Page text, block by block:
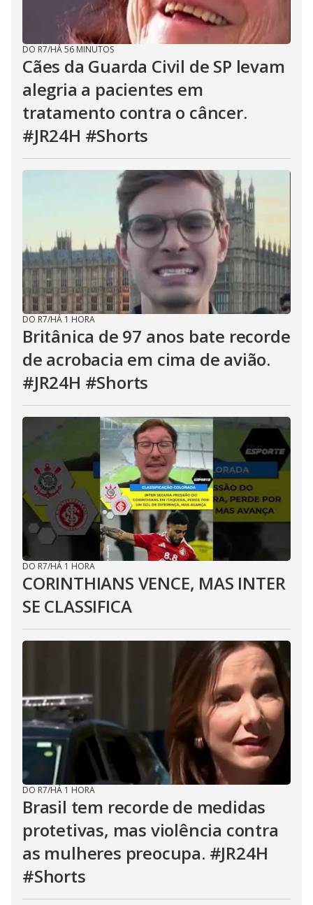
DO R7/HÁ 56 MINUTOS
Cães da Guarda Civil de SP levam
alegria a pacientes em
tratamento contra o câncer.
#JR24H #Shorts
DO R7/HÁ 1 HORA
Britânica de 97 anos bate recorde
de acrobacia em cima de avião.
#JR24H #Shorts
DO R7/HÁ 1 HORA
CORINTHIANS VENCE, MAS INTER
SE CLASSIFICA
DO R7/HÁ 1 HORA
Brasil tem recorde de medidas
protetivas, mas violência contra
as mulheres preocupa. #JR24H
#Shorts